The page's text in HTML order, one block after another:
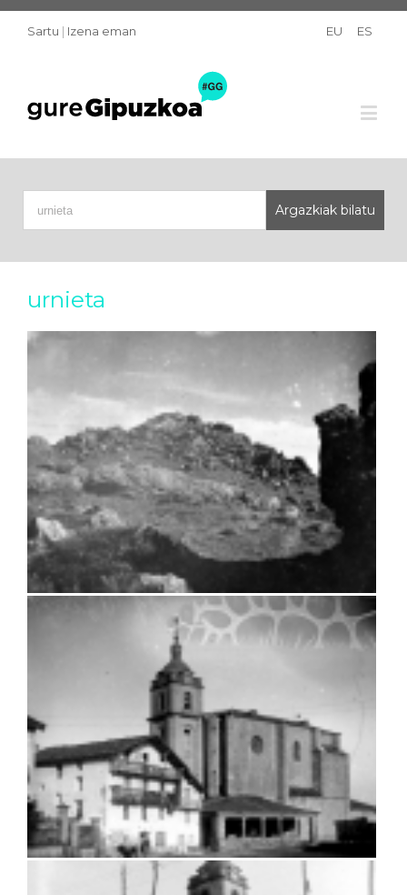
Sartu | Izena eman EU ES
urnieta